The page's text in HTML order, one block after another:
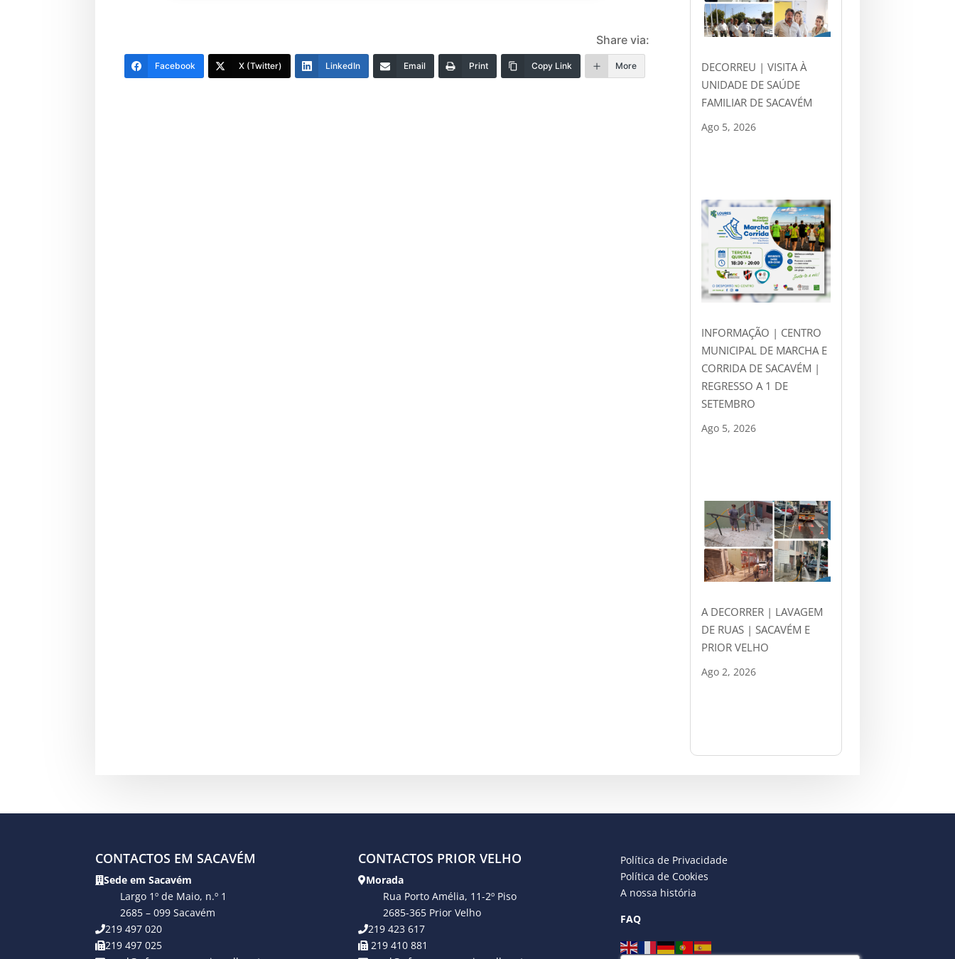
Share via:
Facebook X (Twitter) LinkedIn Email Print Copy Link More
DECORREU | VISITA À
UNIDADE DE SAÚDE
FAMILIAR DE SACAVÉM
Ago 5, 2026
INFORMAÇÃO | CENTRO
MUNICIPAL DE MARCHA E
CORRIDA DE SACAVÉM |
REGRESSO A 1 DE
SETEMBRO
Ago 5, 2026
A DECORRER | LAVAGEM
DE RUAS | SACAVÉM E
PRIOR VELHO
Ago 2, 2026
CONTACTOS EM SACAVÉM
Sede em Sacavém
Largo 1º de Maio, n.º 1
2685 – 099 Sacavém
219 497 020
219 497 025
CONTACTOS PRIOR VELHO
Morada
Rua Porto Amélia, 11-2º Piso
2685-365 Prior Velho
219 423 617
219 410 881
Política de Privacidade
Política de Cookies
A nossa história
FAQ